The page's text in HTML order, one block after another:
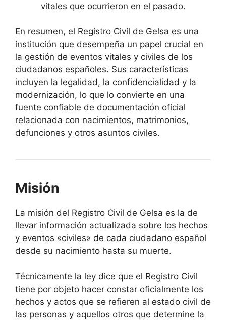
vitales que ocurrieron en el pasado.
En resumen, el Registro Civil de Gelsa es una
institución que desempeña un papel crucial en
la gestión de eventos vitales y civiles de los
ciudadanos españoles. Sus características
incluyen la legalidad, la confidencialidad y la
modernización, lo que lo convierte en una
fuente confiable de documentación oficial
relacionada con nacimientos, matrimonios,
defunciones y otros asuntos civiles.
Misión
La misión del Registro Civil de Gelsa es la de
llevar información actualizada sobre los hechos
y eventos «civiles» de cada ciudadano español
desde su nacimiento hasta su muerte.
Técnicamente la ley dice que el Registro Civil
tiene por objeto hacer constar oficialmente los
hechos y actos que se refieren al estado civil de
las personas y aquellos otros que determine la